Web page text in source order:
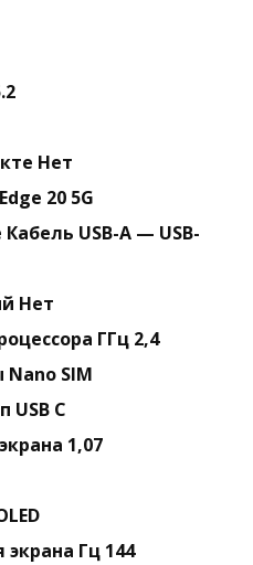
Нет
20 5G
USB-A — USB-
Нет
ГГц 2,4
SIM
USB C
1,07
Гц 144